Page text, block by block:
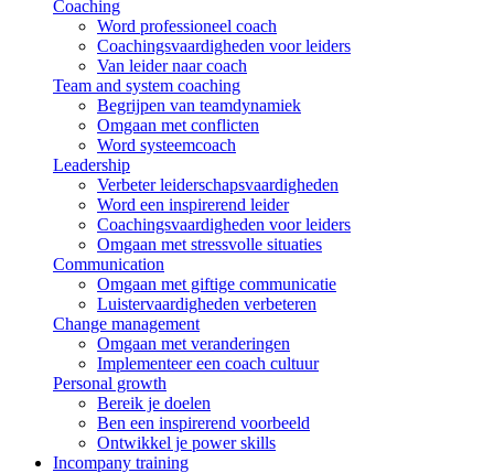
Coaching
Word professioneel coach
Coachingsvaardigheden voor leiders
Van leider naar coach
Team and system coaching
Begrijpen van teamdynamiek
Omgaan met conflicten
Word systeemcoach
Leadership
Verbeter leiderschapsvaardigheden
Word een inspirerend leider
Coachingsvaardigheden voor leiders
Omgaan met stressvolle situaties
Communication
Omgaan met giftige communicatie
Luistervaardigheden verbeteren
Change management
Omgaan met veranderingen
Implementeer een coach cultuur
Personal growth
Bereik je doelen
Ben een inspirerend voorbeeld
Ontwikkel je power skills
Incompany training